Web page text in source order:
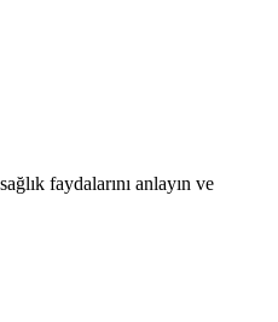
faydalarını anlayın ve